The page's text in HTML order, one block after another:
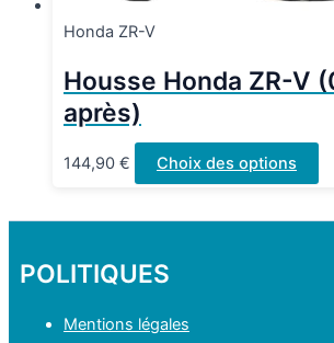
Honda ZR-V
Housse Honda ZR-V
après)
144,90 € Choix des options
POLITIQUES
Mentions légales